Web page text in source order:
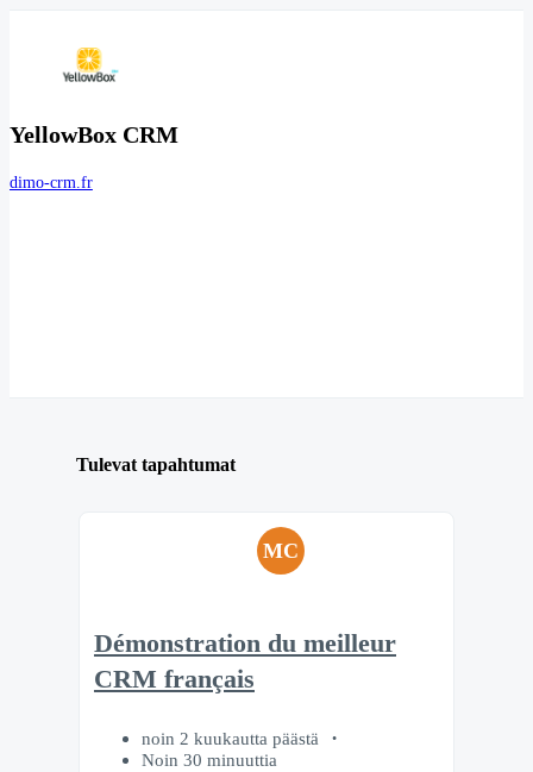
YellowBox CRM
dimo-crm.fr
Tulevat tapahtumat
MC
Démonstration du meilleur
CRM français
noin 2 kuukautta päästä
Noin 30 minuuttia